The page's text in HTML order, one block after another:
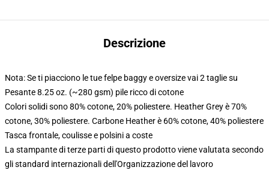
Descrizione
Nota: Se ti piacciono le tue felpe baggy e oversize vai 2 taglie su
Pesante 8.25 oz. (~280 gsm) pile ricco di cotone
Colori solidi sono 80% cotone, 20% poliestere. Heather Grey è 70%
cotone, 30% poliestere. Carbone Heather è 60% cotone, 40% poliestere
Tasca frontale, coulisse e polsini a coste
La stampante di terze parti di questo prodotto viene valutata secondo
gli standard internazionali dell'Organizzazione del lavoro